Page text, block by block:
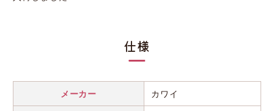
仕様
メーカー カワイ